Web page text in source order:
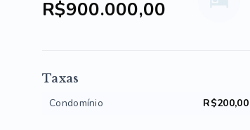
R$900.000,00
Taxas
Condomínio R$200,00